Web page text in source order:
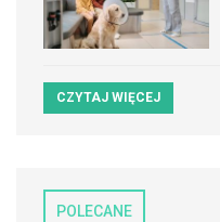
CZYTAJ WIĘCEJ
POLECANE